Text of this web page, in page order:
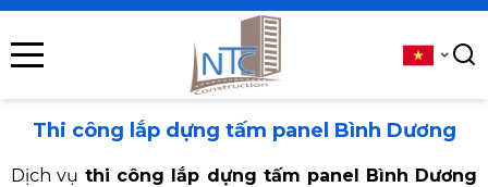
Thi công lắp dựng tấm panel Bình Dương
Dịch vụ thi công lắp dựng tấm panel Bình Dương